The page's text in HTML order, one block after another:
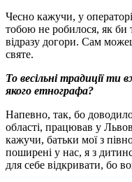
Чесно кажучи, у
тобою не робилося, як би
відразу догори. Сам
святе.
То весільні традиції ти
якого етнографа?
Напевно, так, бо
області, працював у
кажучи, батьки мої з
поширені у нас, я з
для себе відкривати, бо